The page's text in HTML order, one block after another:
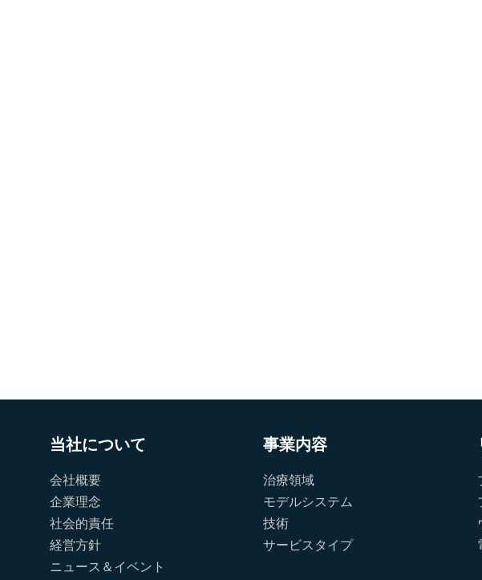
当社について
会社概要
企業理念
社会的責任
経営方針
ニュース＆イベント
事業内容
治療領域
モデルシステム
技術
サービスタイプ